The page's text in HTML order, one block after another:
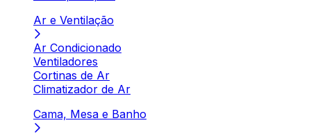
Ar e Ventilação
Ar Condicionado
Ventiladores
Cortinas de Ar
Climatizador de Ar
Cama, Mesa e Banho